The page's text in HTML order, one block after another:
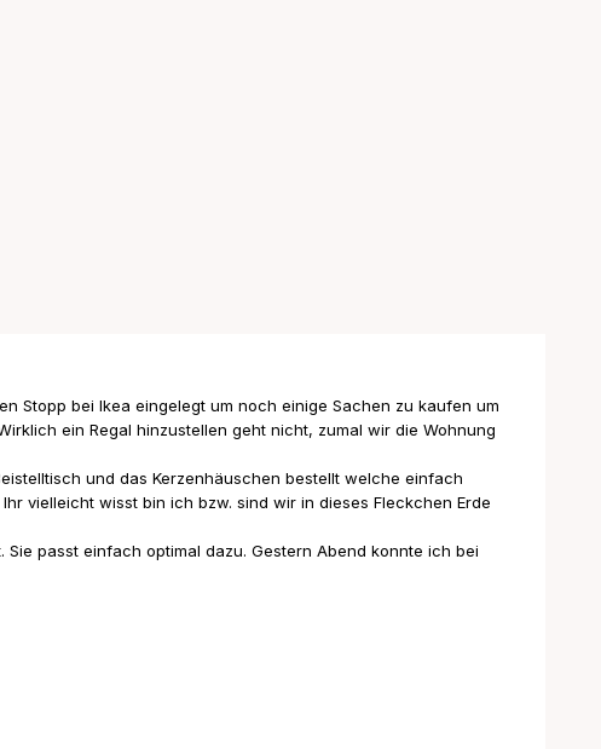
Stopp bei Ikea eingelegt um noch einige Sachen zu kaufen um
ein Regal hinzustellen geht nicht, zumal wir die Wohnung
und das Kerzenhäuschen bestellt welche einfach
vielleicht wisst bin ich bzw. sind wir in dieses Fleckchen Erde
Sie passt einfach optimal dazu. Gestern Abend konnte ich bei